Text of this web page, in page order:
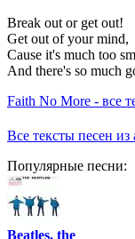
Break out or get out!
Get out of your mind,
Cause it's much too
And there's so much
Faith No More - все
Все тексты песен из
Популярные песни:
Beatles, the